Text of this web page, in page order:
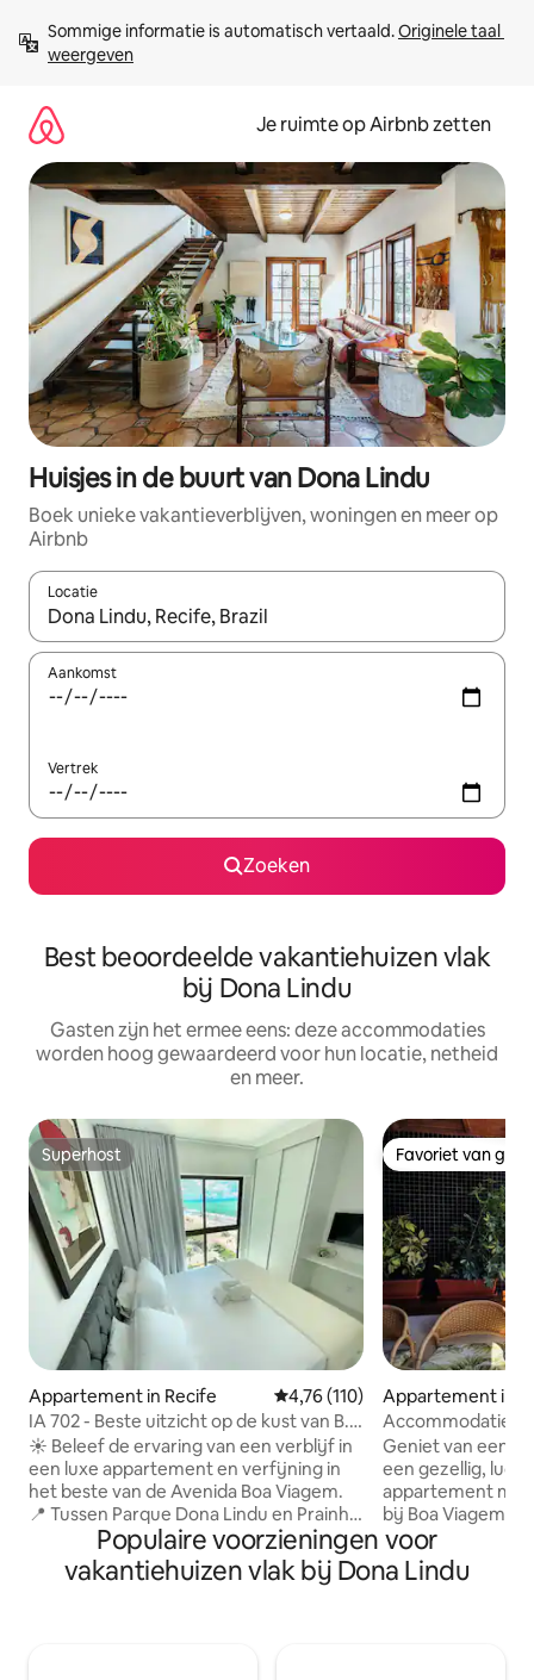
direct
naar
Sommige informatie is automatisch vertaald. Originele taal
weergeven
Je ruimte op Airbnb zetten
Huisjes in de buurt van Dona Lindu
Boek unieke vakantieverblijven, woningen en meer op
Airbnb
Locatie
Wanneer er suggesties beschikbaar zijn, maak je een keuze
Aankomst
Vertrek
Zoeken
Best beoordeelde vakantiehuizen vlak
bij Dona Lindu
Gasten zijn het ermee eens: deze accommodaties
worden hoog gewaardeerd voor hun locatie, netheid
en meer.
Superhost
Superhost
Appartement in Recife Gemiddelde beoordeling van
4,76 (110)
IA 702 - Beste uitzicht op de kust van B.
Viagem
☀️ Beleef de ervaring van een verblijf in
een luxe appartement en verfijning in
het beste van de Avenida Boa Viagem.
📍 Tussen Parque Dona Lindu en Prainha
de Boa Viagem ✈️ Slechts 10 minuten van
de luchthaven ⛱️ Fantastisch zwembad
op het dak 🏋🏻‍♀️ Fitness 🧺 OMO
Favoriet van
Favoriet van
Appartement in
Accommodatie in
Viagem|Strand
Geniet van een
een gezellig,
appartement met
bij Boa Viagem
Park. Het appartement is geschikt voor
maximaal vier
queensize bed in
Populaire voorzieningen voor
vakantiehuizen vlak bij Dona Lindu